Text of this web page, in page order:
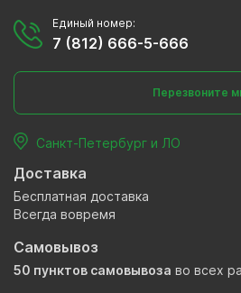
Единый номер:
7 (812) 666-5-666
Перезвоните
Санкт-Петербург и ЛО
Доставка
Бесплатная доставка
Всегда вовремя
Самовывоз
50 пунктов самовывоза во всех